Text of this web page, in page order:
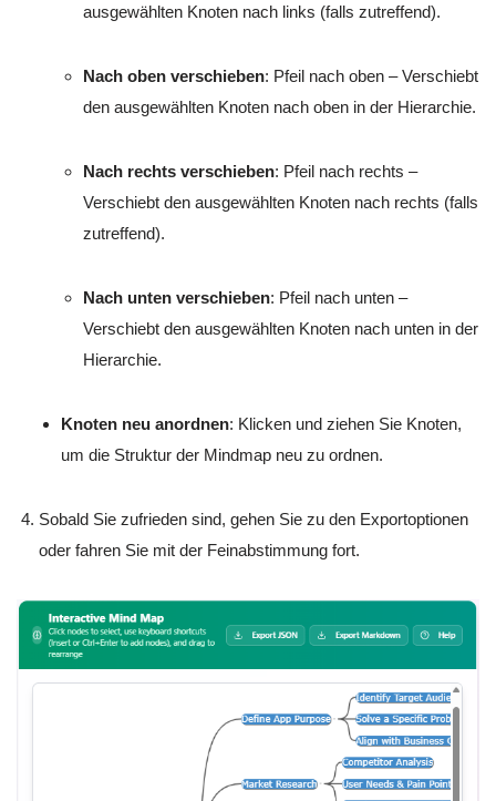
ausgewählten Knoten nach links (falls zutreffend).
Nach oben verschieben: Pfeil nach oben – Verschiebt
den ausgewählten Knoten nach oben in der Hierarchie.
Nach rechts verschieben: Pfeil nach rechts –
Verschiebt den ausgewählten Knoten nach rechts (falls
zutreffend).
Nach unten verschieben: Pfeil nach unten –
Verschiebt den ausgewählten Knoten nach unten in der
Hierarchie.
Knoten neu anordnen: Klicken und ziehen Sie Knoten,
um die Struktur der Mindmap neu zu ordnen.
Sobald Sie zufrieden sind, gehen Sie zu den Exportoptionen
oder fahren Sie mit der Feinabstimmung fort.